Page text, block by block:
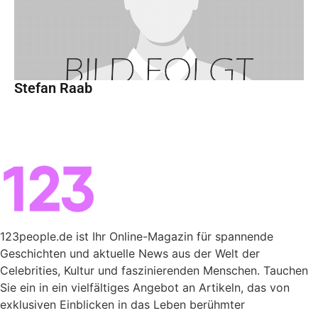
Stefan Raab
123people.de ist Ihr Online-Magazin für spannende
Geschichten und aktuelle News aus der Welt der
Celebrities, Kultur und faszinierenden Menschen. Tauchen
Sie ein in ein vielfältiges Angebot an Artikeln, das von
exklusiven Einblicken in das Leben berühmter